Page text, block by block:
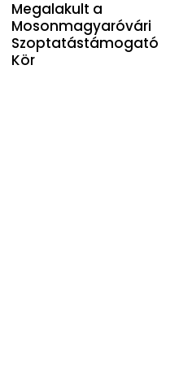
Megalakult a
Mosonmagyaróvári
Szoptatástámogató
Kör